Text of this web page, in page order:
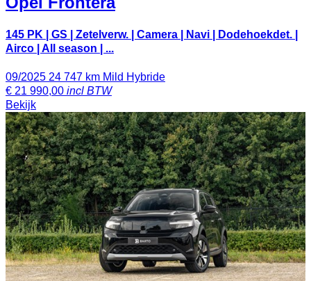
145 PK | GS | Zetelverw. | Camera | Navi | Dodehoekdet. |
Airco | All season | ...
09/2025 24 747 km Mild Hybride
€ 21 990,00 incl BTW
Bekijk